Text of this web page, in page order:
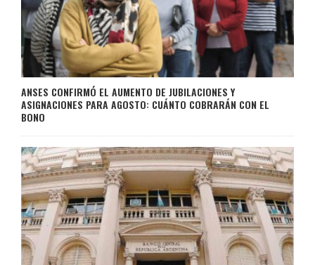
ANSES CONFIRMÓ EL AUMENTO DE JUBILACIONES Y
ASIGNACIONES PARA AGOSTO: CUÁNTO COBRARÁN CON EL
BONO